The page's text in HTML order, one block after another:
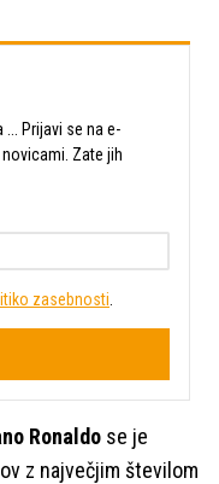
Prijavi se na e-
Zate jih
zasebnosti
Ronaldo se je
z največjim številom